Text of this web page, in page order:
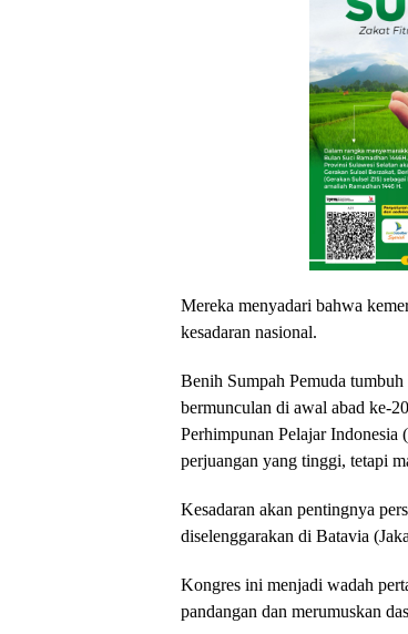
Mereka menyadari bahwa
kesadaran nasional.
Benih Sumpah Pemuda
bermunculan di awal abad ke-
Perhimpunan Pelajar
perjuangan yang tinggi, tetapi
Kesadaran akan pentingnya
diselenggarakan di Batavia
Kongres ini menjadi wadah
pandangan dan merumuskan